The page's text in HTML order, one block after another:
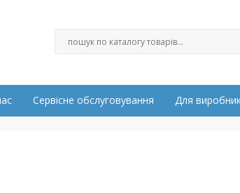
Сервісне обслуговування Для